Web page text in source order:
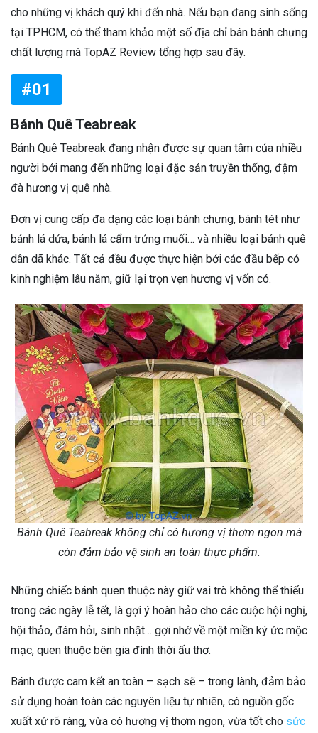
cho những vị khách quý khi đến nhà. Nếu bạn đang sinh sống
tại TPHCM, có thể tham khảo một số địa chỉ bán bánh chưng
chất lượng mà TopAZ Review tổng hợp sau đây.
#01
Bánh Quê Teabreak
Bánh Quê Teabreak đang nhận được sự quan tâm của nhiều
người bởi mang đến những loại đặc sản truyền thống, đậm
đà hương vị quê nhà.
Đơn vị cung cấp đa dạng các loại bánh chưng, bánh tét như
bánh lá dứa, bánh lá cẩm trứng muối… và nhiều loại bánh quê
dân dã khác. Tất cả đều được thực hiện bởi các đầu bếp có
kinh nghiệm lâu năm, giữ lại trọn vẹn hương vị vốn có.
Bánh Quê Teabreak không chỉ có hương vị thơm ngon mà
còn đảm bảo vệ sinh an toàn thực phẩm.
Những chiếc bánh quen thuộc này giữ vai trò không thể thiếu
trong các ngày lễ tết, là gợi ý hoàn hảo cho các cuộc hội nghị,
hội thảo, đám hỏi, sinh nhật… gợi nhớ về một miền ký ức mộc
mạc, quen thuộc bên gia đình thời ấu thơ.
Bánh được cam kết an toàn – sạch sẽ – trong lành, đảm bảo
sử dụng hoàn toàn các nguyên liệu tự nhiên, có nguồn gốc
xuất xứ rõ ràng, vừa có hương vị thơm ngon, vừa tốt cho sức